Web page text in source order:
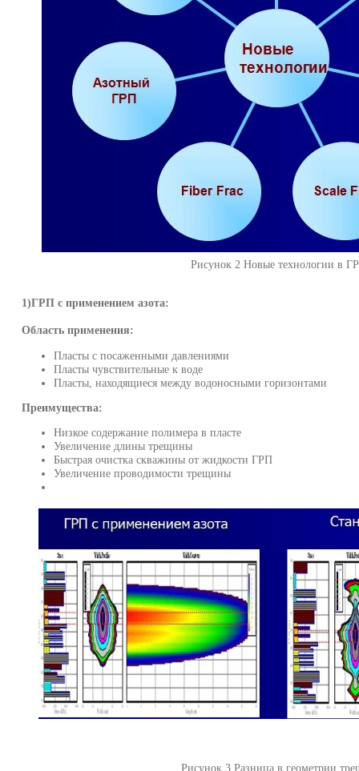
Рисунок 2 Новые технологии в
1)ГРП с применением азота:
Область применения:
Пласты с посаженными давлениями
Пласты чувствительные к воде
Пласты, находящиеся между водоносными горизонтами
Преимущества:
Низкое содержание полимера в пласте
Увеличение длины трещины
Быстрая очистка скважины от жидкости ГРП
Увеличение проводимости трещины
Рисунок 3 Разница в геометрии